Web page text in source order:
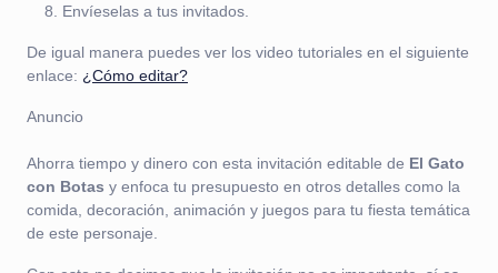
Envíeselas a tus invitados.
De igual manera puedes ver los video tutoriales en el siguiente
enlace: ¿Cómo editar?
Anuncio
Ahorra tiempo y dinero con esta invitación editable de El Gato
con Botas y enfoca tu presupuesto en otros detalles como la
comida, decoración, animación y juegos para tu fiesta temática
de este personaje.